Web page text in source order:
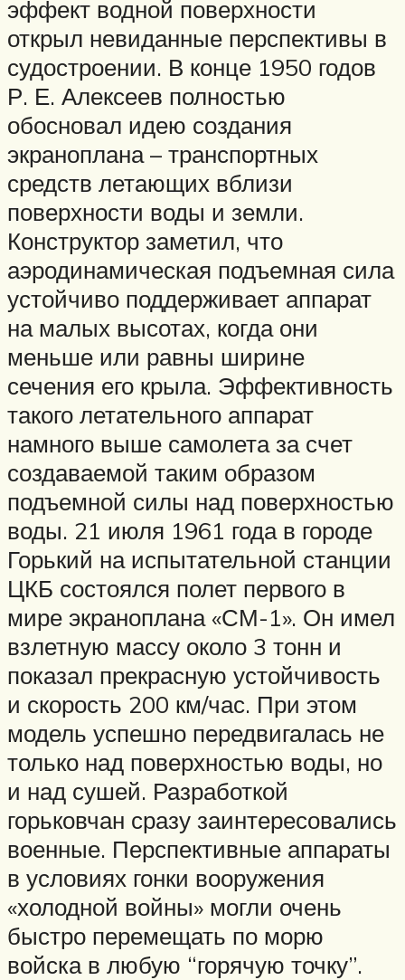
эффект водной поверхности
открыл невиданные перспективы в
судостроении. В конце 1950 годов
Р. Е. Алексеев полностью
обосновал идею создания
экраноплана – транспортных
средств летающих вблизи
поверхности воды и земли.
Конструктор заметил, что
аэродинамическая подъемная сила
устойчиво поддерживает аппарат
на малых высотах, когда они
меньше или равны ширине
сечения его крыла. Эффективность
такого летательного аппарат
намного выше самолета за счет
создаваемой таким образом
подъемной силы над поверхностью
воды. 21 июля 1961 года в городе
Горький на испытательной станции
ЦКБ состоялся полет первого в
мире экраноплана «СМ-1». Он имел
взлетную массу около 3 тонн и
показал прекрасную устойчивость
и скорость 200 км/час. При этом
модель успешно передвигалась не
только над поверхностью воды, но
и над сушей. Разработкой
горьковчан сразу заинтересовались
военные. Перспективные аппараты
в условиях гонки вооружения
«холодной войны» могли очень
быстро перемещать по морю
войска в любую “горячую точку”.